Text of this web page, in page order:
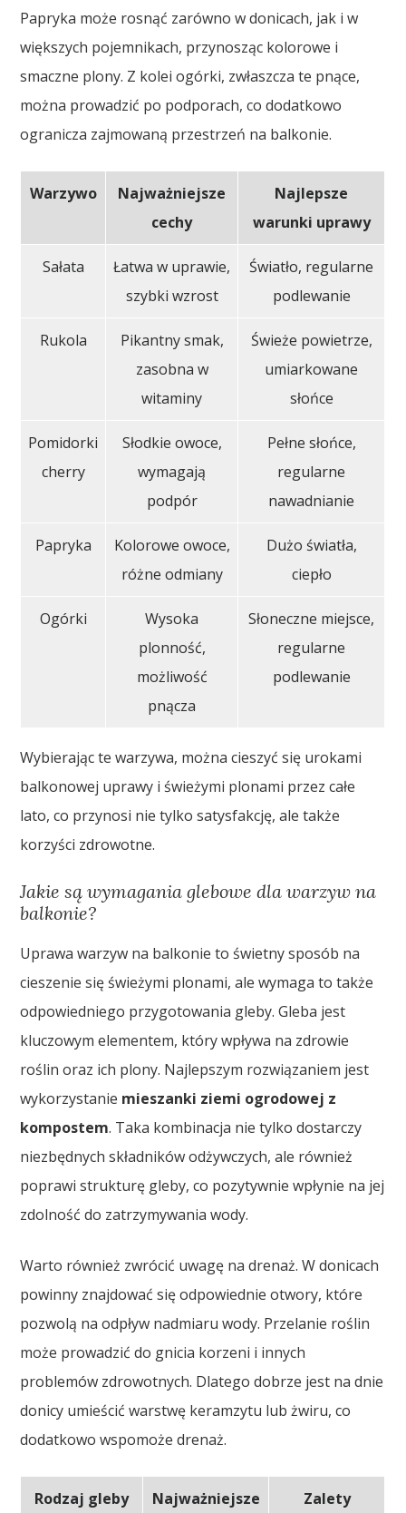
Papryka może rosnąć zarówno w donicach, jak i w
większych pojemnikach, przynosząc kolorowe i
smaczne plony. Z kolei ogórki, zwłaszcza te pnące,
można prowadzić po podporach, co dodatkowo
ogranicza zajmowaną przestrzeń na balkonie.
Warzywo
Najważniejsze
cechy
Najlepsze
warunki uprawy
Sałata
Łatwa w uprawie,
szybki wzrost
Światło, regularne
podlewanie
Rukola
Pikantny smak,
zasobna w
witaminy
Świeże powietrze,
umiarkowane
słońce
Pomidorki
cherry
Słodkie owoce,
wymagają
podpór
Pełne słońce,
regularne
nawadnianie
Papryka
Kolorowe owoce,
różne odmiany
Dużo światła,
ciepło
Ogórki
Wysoka
plonność,
możliwość
pnącza
Słoneczne miejsce,
regularne
podlewanie
Wybierając te warzywa, można cieszyć się urokami
balkonowej uprawy i świeżymi plonami przez całe
lato, co przynosi nie tylko satysfakcję, ale także
korzyści zdrowotne.
Jakie są wymagania glebowe dla warzyw na
balkonie?
Uprawa warzyw na balkonie to świetny sposób na
cieszenie się świeżymi plonami, ale wymaga to także
odpowiedniego przygotowania gleby. Gleba jest
kluczowym elementem, który wpływa na zdrowie
roślin oraz ich plony. Najlepszym rozwiązaniem jest
wykorzystanie mieszanki ziemi ogrodowej z
kompostem. Taka kombinacja nie tylko dostarczy
niezbędnych składników odżywczych, ale również
poprawi strukturę gleby, co pozytywnie wpłynie na jej
zdolność do zatrzymywania wody.
Warto również zwrócić uwagę na drenaż. W donicach
powinny znajdować się odpowiednie otwory, które
pozwolą na odpływ nadmiaru wody. Przelanie roślin
może prowadzić do gnicia korzeni i innych
problemów zdrowotnych. Dlatego dobrze jest na dnie
donicy umieścić warstwę keramzytu lub żwiru, co
dodatkowo wspomoże drenaż.
Rodzaj gleby Najważniejsze Zalety